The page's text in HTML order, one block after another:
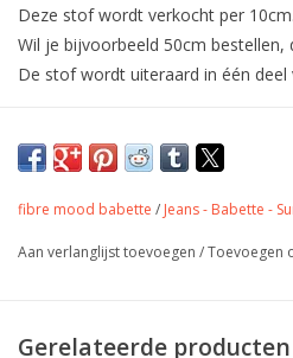
Deze stof wordt verkocht per 10cm.
Wil je bijvoorbeeld 50cm bestellen,
De stof wordt uiteraard in één deel
Crispy Katoen - Stone
Butter
Stonewashed kwaliteit met
hoge dichtheid.
gebruik de stof voor alles
fibre mood babette / Jeans - Babette -
Aan verlanglijst toevoegen /Toevoegen
Gerelateerde producten